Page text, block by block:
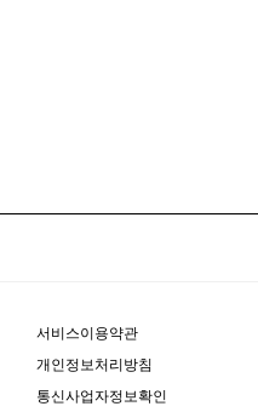
서비스이용약관
개인정보처리방침
통신사업자정보확인